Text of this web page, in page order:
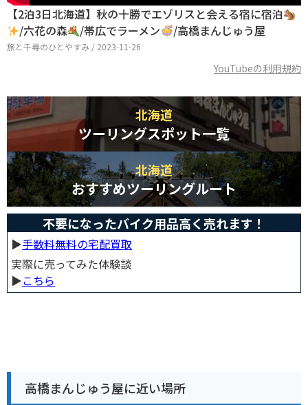
【2泊3日北海道】秋の十勝でエゾリスと会える宿に宿泊
/六花の森
/帯広でラーメン /高橋まんじゅう屋
旅と千尋のひとやすみ / 2023-11-26
YouTubeの利用規約
北海道
ツーリングスポット一覧
北海道
おすすめツーリングルート
不要になったバイク用品高く売れます！
▶︎手数料無料の宅配買取
実際に売ってみた体験談
▶︎こちら
高橋まんじゅう屋に近い場所